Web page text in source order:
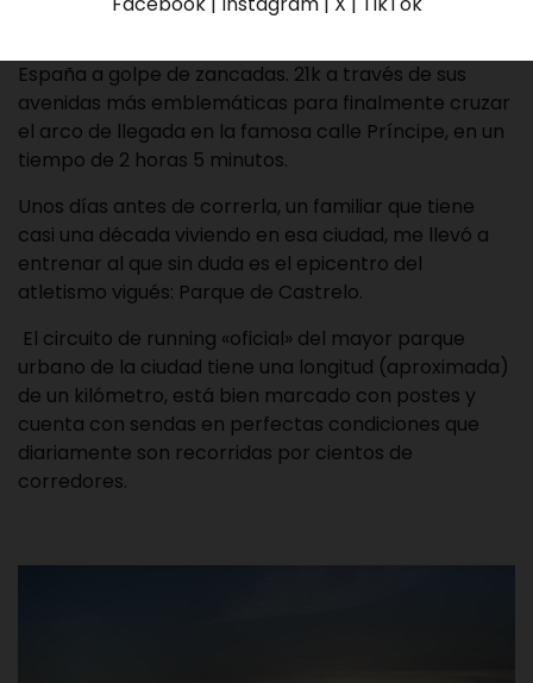
conocer está hermosa ciudad situada en la
España a golpe de zancadas. 21k a través de sus
avenidas más emblemáticas para finalmente cruzar
el arco de llegada en la famosa calle Príncipe, en un
tiempo de 2 horas 5 minutos.
Unos días antes de correrla, un familiar que tiene
casi una década viviendo en esa ciudad, me llevó a
entrenar al que sin duda es el epicentro del
atletismo vigués: Parque de Castrelo.
El circuito de running «oficial» del mayor parque
urbano de la ciudad tiene una longitud (aproximada)
de un kilómetro, está bien marcado con postes y
cuenta con sendas en perfectas condiciones que
diariamente son recorridas por cientos de
corredores.